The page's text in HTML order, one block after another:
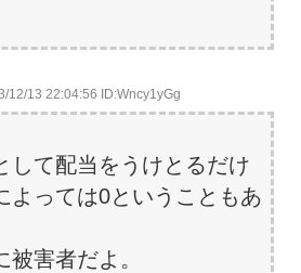
12/13 22:04:56 ID:Wncy1yGg
して配当をうけとるだけ
よっては0ということもあ
害者だよ。